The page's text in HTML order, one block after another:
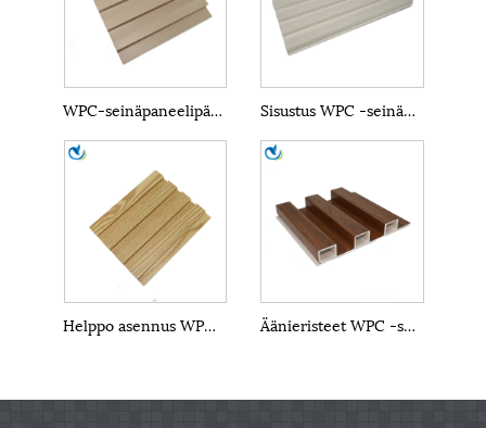
WPC-seinäpaneelipäällyste Sisustus WPC -seinäpaneeli
Helppo asennus WPC -seinäpaneelit Äänieristeet WPC -seinäpaneelit